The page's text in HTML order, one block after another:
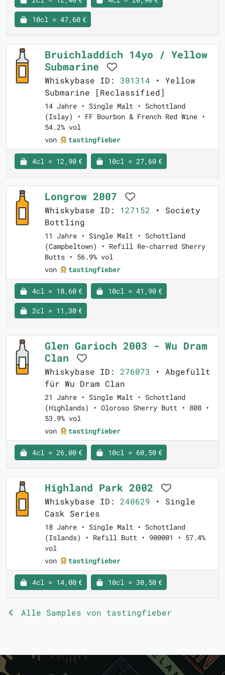
10cl = 47,60 €
Bruichladdich 14yo / Yellow
Submarine
Whiskybase ID: 301314 • Yellow
Submarine [Reclassified]
14 Jahre • Single Malt • Schottland
(Islay) • FF Bourbon & French Red Wine •
54.2% vol
von
tastingfieber
4cl = 12,90 € 10cl = 27,60 €
Longrow 2007
Whiskybase ID: 127152 • Society
Bottling
11 Jahre • Single Malt • Schottland
(Campbeltown) • Refill Re-charred Sherry
Butts • 56.9% vol
von
tastingfieber
4cl = 18,60 € 10cl = 41,90 €
2cl = 11,30 €
Glen Garioch 2003 - Wu Dram
Clan
Whiskybase ID: 276073 • Abgefüllt
für Wu Dram Clan
21 Jahre • Single Malt • Schottland
(Highlands) • Oloroso Sherry Butt • 808 •
53.9% vol
von
tastingfieber
4cl = 26,00 € 10cl = 60,50 €
Highland Park 2002
Whiskybase ID: 240629 • Single
Cask Series
18 Jahre • Single Malt • Schottland
(Islands) • Refill Butt • 900001 • 57.4%
vol
von
tastingfieber
4cl = 14,00 € 10cl = 30,50 €
Alle Samples von tastingfieber